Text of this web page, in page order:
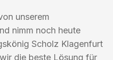
unserem
nimm noch heute
Scholz Klagenfurt
die beste Lösung für